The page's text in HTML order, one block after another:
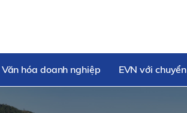
Văn hóa doanh nghiệp EVN với